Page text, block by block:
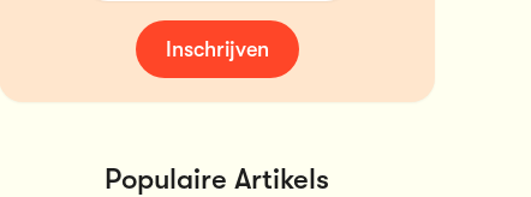
Inschrijven
Populaire Artikels